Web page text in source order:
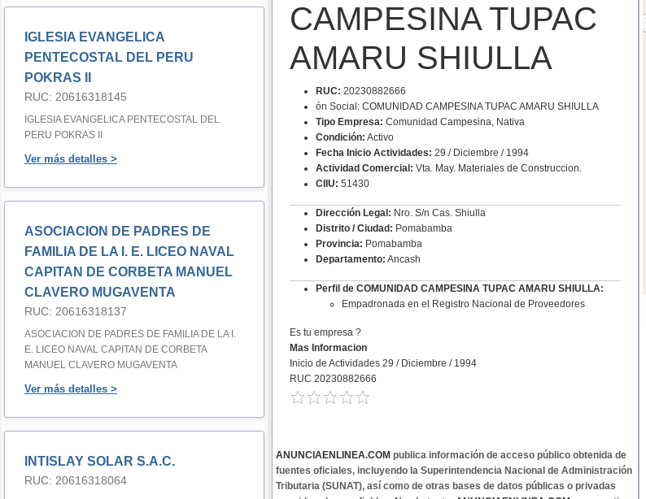
IGLESIA EVANGELICA
PENTECOSTAL DEL PERU
POKRAS II
RUC: 20616318145
IGLESIA EVANGELICA PENTECOSTAL DEL
PERU POKRAS II
Ver más detalles >
ASOCIACION DE PADRES DE
FAMILIA DE LA I. E. LICEO NAVAL
CAPITAN DE CORBETA MANUEL
CLAVERO MUGAVENTA
RUC: 20616318137
ASOCIACION DE PADRES DE FAMILIA DE LA I.
E. LICEO NAVAL CAPITAN DE CORBETA
MANUEL CLAVERO MUGAVENTA
Ver más detalles >
INTISLAY SOLAR S.A.C.
RUC: 20616318064
CAMPESINA TUPAC
AMARU SHIULLA
RUC: 20230882666
ón Social: COMUNIDAD CAMPESINA TUPAC AMARU SHIULLA
Tipo Empresa: Comunidad Campesina, Nativa
Condición: Activo
Fecha Inicio Actividades: 29 / Diciembre / 1994
Actividad Comercial: Vta. May. Materiales de Construccion.
CIIU: 51430
Dirección Legal: Nro. S/n Cas. Shiulla
Distrito / Ciudad: Pomabamba
Provincia: Pomabamba
Departamento: Ancash
Perfil de COMUNIDAD CAMPESINA TUPAC AMARU SHIULLA:
Empadronada en el Registro Nacional de Proveedores
Es tu empresa ?
Mas Informacion
Inicio de Actividades 29 / Diciembre / 1994
RUC 20230882666
ANUNCIAENLINEA.COM publica información de acceso público obtenida de
fuentes oficiales, incluyendo la Superintendencia Nacional de Administración
Tributaria (SUNAT), así como de otras bases de datos públicas o privadas